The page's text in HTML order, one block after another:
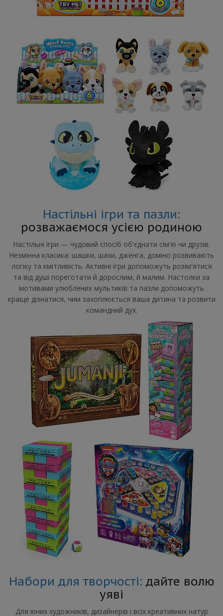
Настільні ігри та пазли:
розважаємося усією родиною
Настільні ігри — чудовий спосіб об'єднати сім'ю чи друзів.
Незмінна класика: шашки, шахи, дженга, доміно розвивають
логіку та кмітливість. Активні ігри допоможуть розім'ятися
та від душі пореготати й дорослим, й малим. Настолки за
мотивами улюблених мультиків та пазли допоможуть
краще дізнатися, чим захоплюється ваша дитина та розвити
командний дух.
Набори для творчості: дайте волю
уяві
Для юних художників, дизайнерів і всіх креативних натур